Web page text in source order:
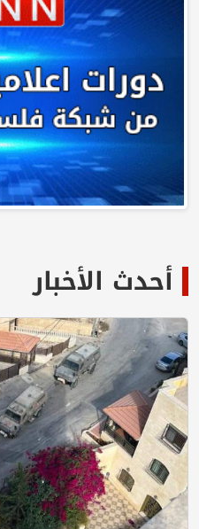
أحدث الأخبار